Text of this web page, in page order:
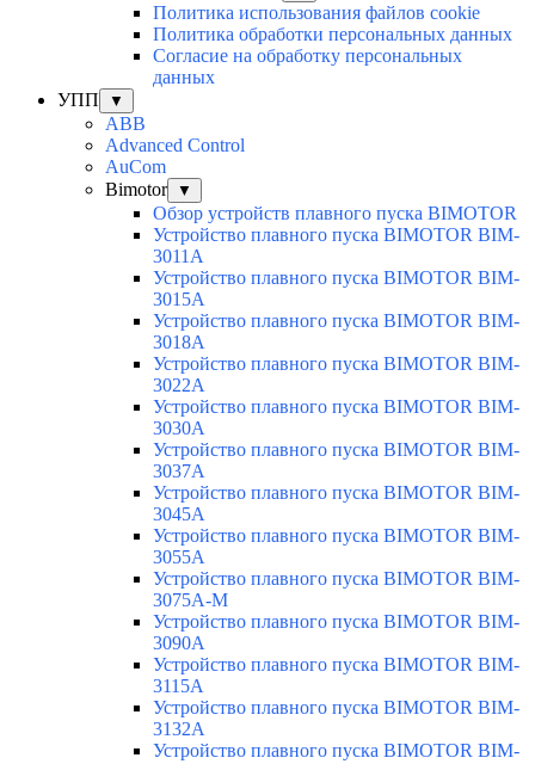
Политика использования файлов cookie
Политика обработки персональных данных
Согласие на обработку персональных
данных
УПП
▼
ABB
Advanced Control
AuСom
Bimotor
▼
Обзор устройств плавного пуска BIMOTOR
Устройство плавного пуска BIMOTOR BIM-
3011A
Устройство плавного пуска BIMOTOR BIM-
3015A
Устройство плавного пуска BIMOTOR BIM-
3018A
Устройство плавного пуска BIMOTOR BIM-
3022A
Устройство плавного пуска BIMOTOR BIM-
3030A
Устройство плавного пуска BIMOTOR BIM-
3037A
Устройство плавного пуска BIMOTOR BIM-
3045A
Устройство плавного пуска BIMOTOR BIM-
3055A
Устройство плавного пуска BIMOTOR BIM-
3075A-M
Устройство плавного пуска BIMOTOR BIM-
3090A
Устройство плавного пуска BIMOTOR BIM-
3115A
Устройство плавного пуска BIMOTOR BIM-
3132A
Устройство плавного пуска BIMOTOR BIM-